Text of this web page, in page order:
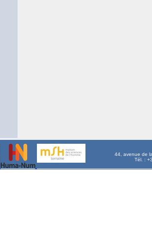
44, avenue de
Tél. :